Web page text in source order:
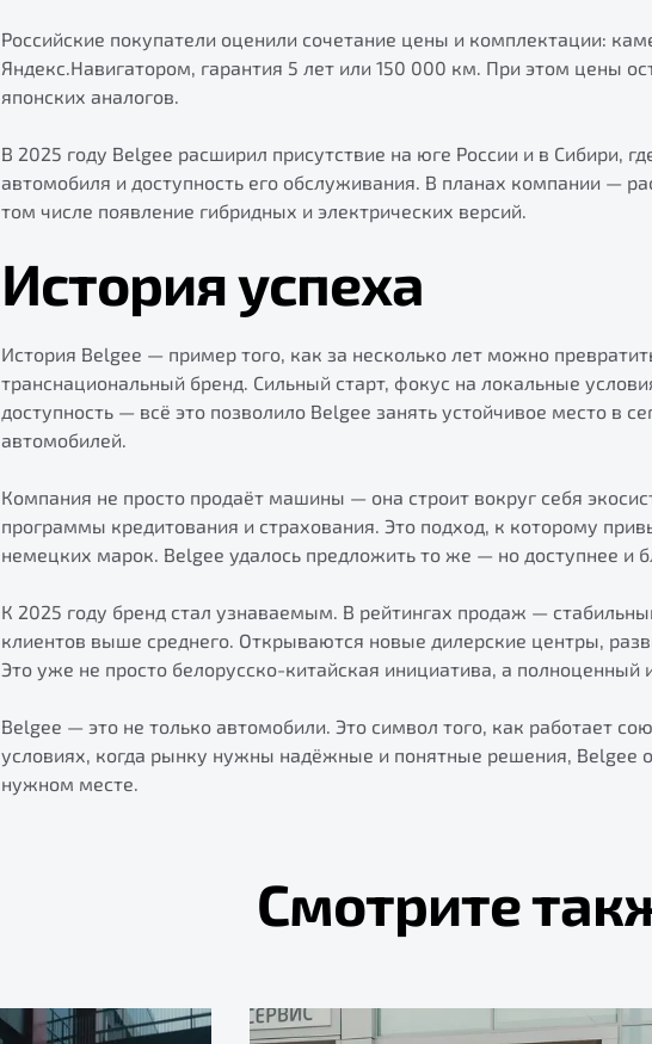
Российские покупатели оценили сочетание цены и комплектации:
Яндекс.Навигатором, гарантия 5 лет или 150 000 км. При этом цены
японских аналогов.
В 2025 году Belgee расширил присутствие на юге России и в Сибири,
автомобиля и доступность его обслуживания. В планах компании —
том числе появление гибридных и электрических версий.
История успеха
История Belgee — пример того, как за несколько лет можно
транснациональный бренд. Сильный старт, фокус на локальные
доступность — всё это позволило Belgee занять устойчивое место в
автомобилей.
Компания не просто продаёт машины — она строит вокруг себя
программы кредитования и страхования. Это подход, к которому
немецких марок. Belgee удалось предложить то же — но доступнее и
К 2025 году бренд стал узнаваемым. В рейтингах продаж —
клиентов выше среднего. Открываются новые дилерские центры,
Это уже не просто белорусско-китайская инициатива, а полноценный
Belgee — это не только автомобили. Это символ того, как работает
условиях, когда рынку нужны надёжные и понятные решения, Belgee
нужном месте.
Смотрите